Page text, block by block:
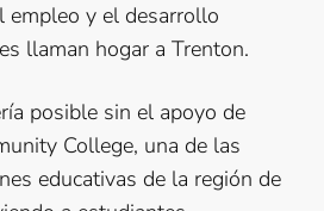
empleo y el desarrollo
llaman hogar a Trenton.
posible sin el apoyo de
College, una de las
educativas de la región de